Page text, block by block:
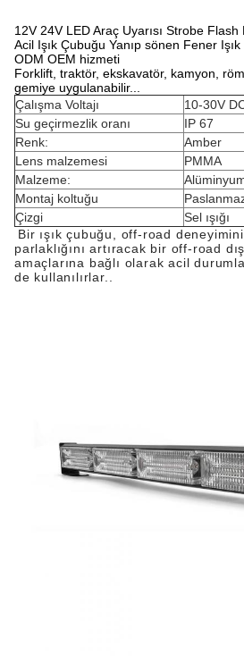
12V 24V LED Araç Uyarısı Strobe
Acil Işık Çubuğu Yanıp sönen Fener
ODM OEM hizmeti
Forklift, traktör, ekskavatör, kamyon,
gemiye uygulanabilir...
Çalışma Voltajı
10-30V
Su geçirmezlik oranı
IP 67
Renk:
Amber
Lens malzemesi
PMMA
Malzeme:
Montaj koltuğu
Çizgi
Sel ışığı
Bir ışık çubuğu, off-road
parlaklığını artıracak bir off-road dış
amaçlarına bağlı olarak acil
de kullanılırlar..